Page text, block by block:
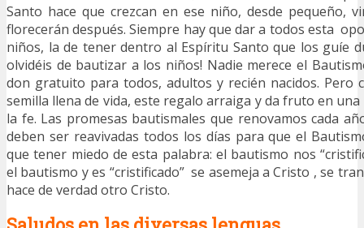
Santo hace que crezcan en ese niño, desde pequeño,
florecerán después. Siempre hay que dar a todos esta
niños, la de tener dentro al Espíritu Santo que los guíe
olvidéis de bautizar a los niños! Nadie merece el
don gratuito para todos, adultos y recién nacidos. Pero
semilla llena de vida, este regalo arraiga y da fruto en
la fe. Las promesas bautismales que renovamos cada
deben ser reavivadas todos los días para que el
que tener miedo de esta palabra: el bautismo nos
el bautismo y es “cristificado” se asemeja a Cristo , se
hace de verdad otro Cristo.